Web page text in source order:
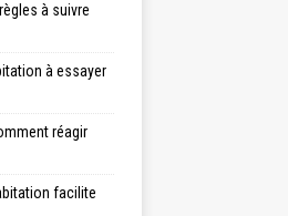
à suivre
à essayer
réagir
facilite